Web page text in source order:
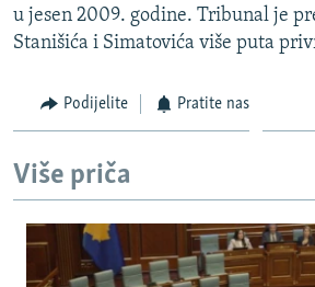
u jesen 2009. godine. Tribunal je
Stanišića i Simatovića više puta
Podijelite Pratite nas
Više priča